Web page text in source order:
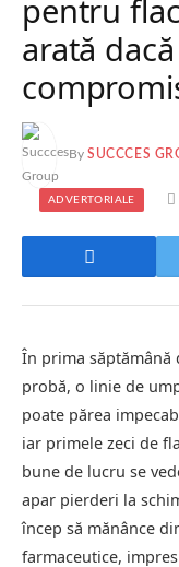
pentru
arată
By SUCCCES
ADVERTORIALE
În prima săptămână
probă, o linie de
poate părea
iar primele zeci de
bune de lucru se
apar pierderi la
încep să mănânce
farmaceutice,